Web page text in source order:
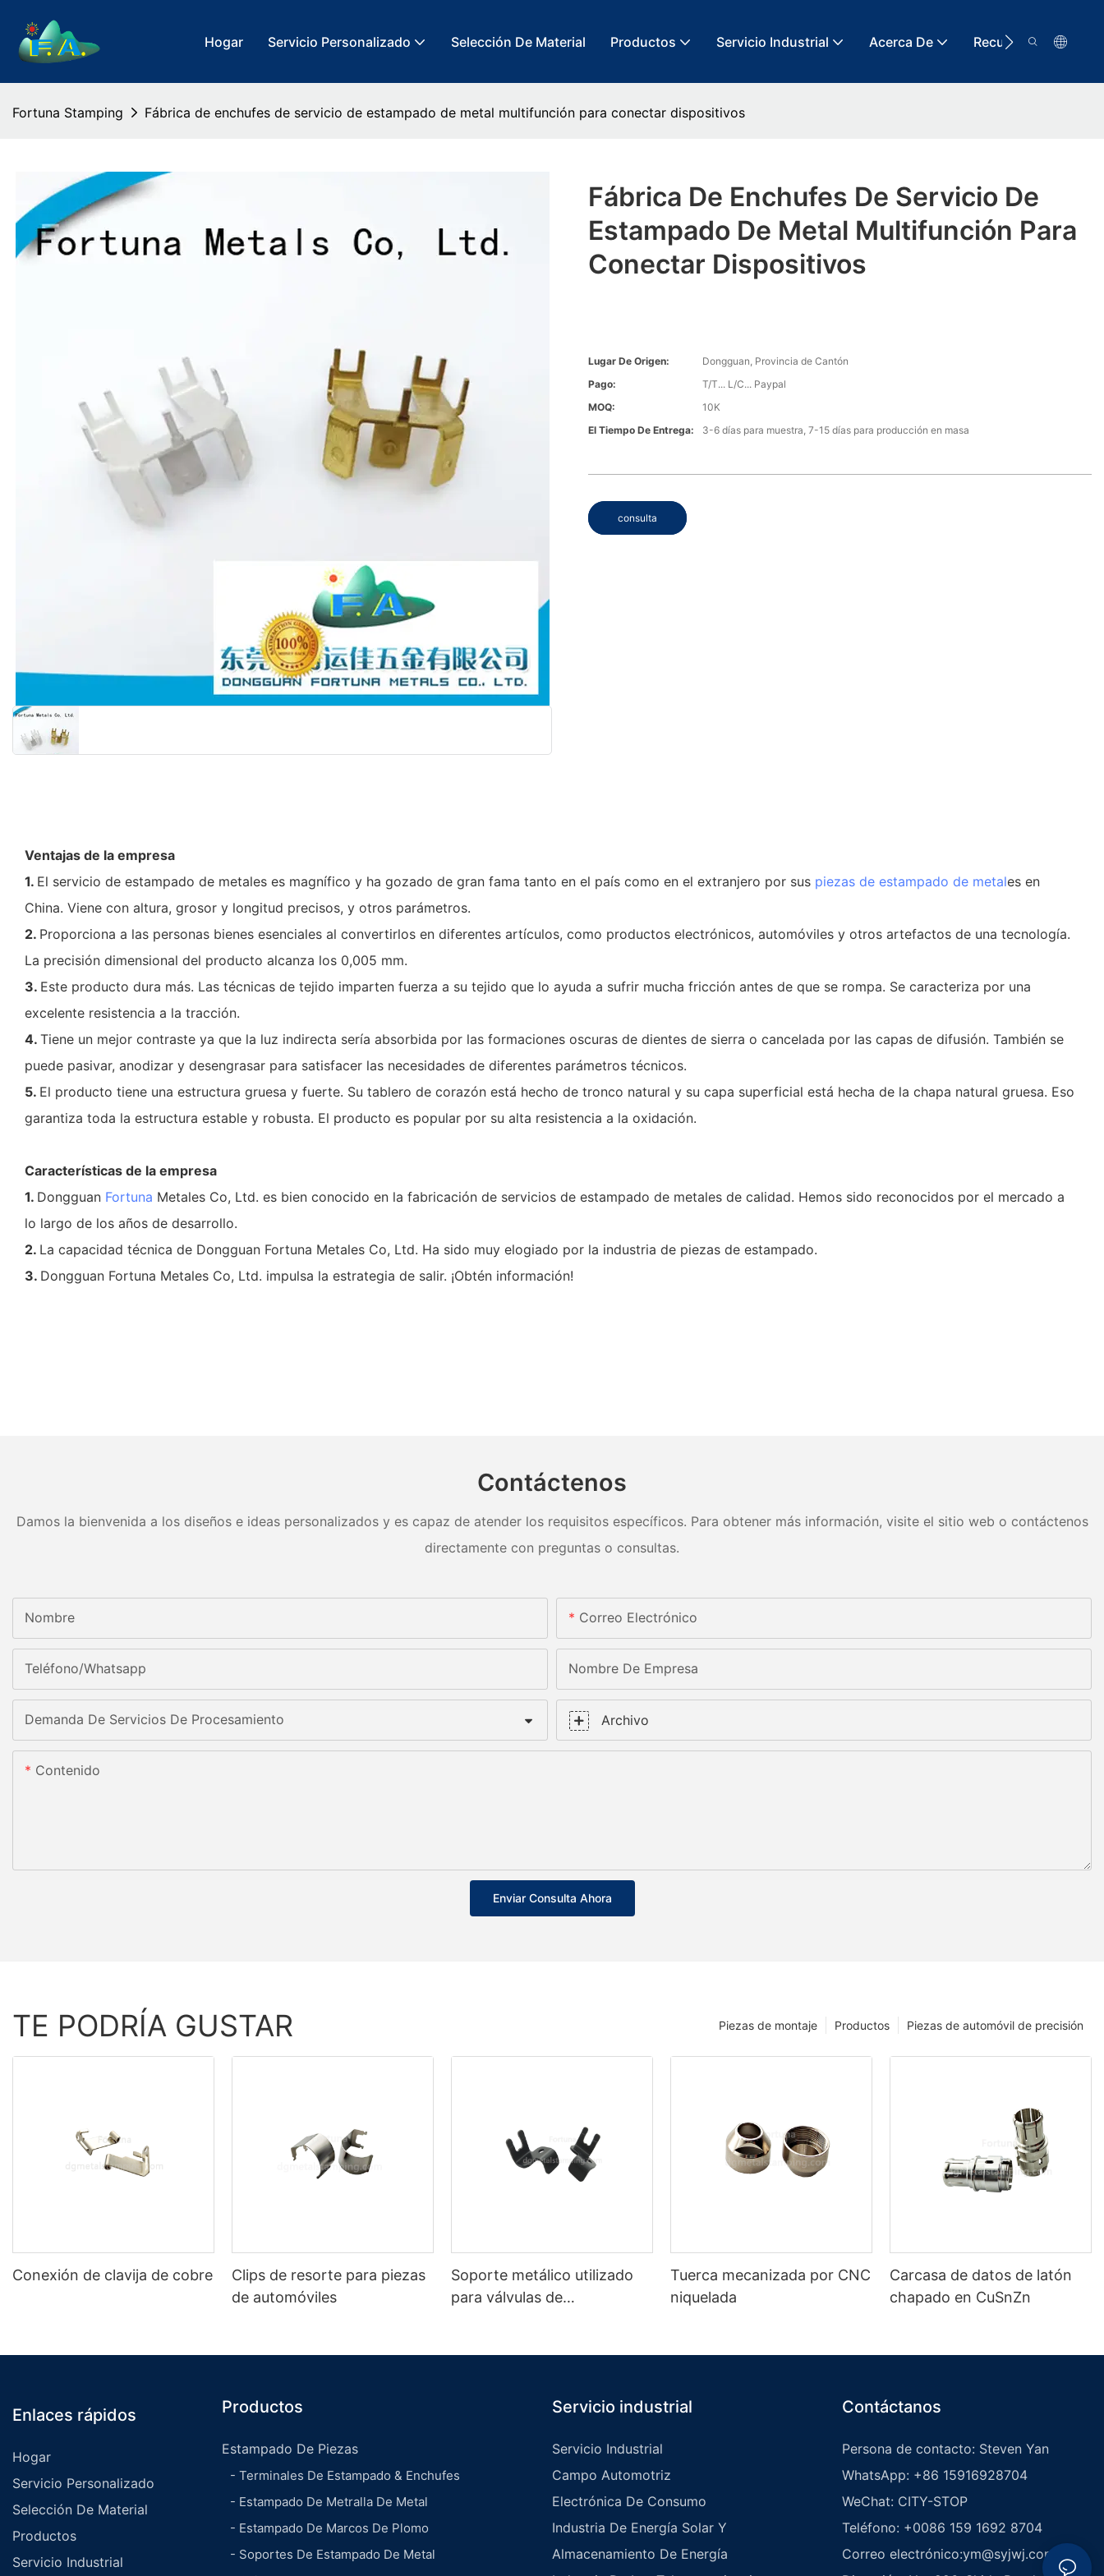
Hogar Servicio Personalizado Selección De Material Productos Servicio Industrial Acerca De Recurso
Fortuna Stamping Fábrica de enchufes de servicio de estampado de metal multifunción para conectar dispositivos
Fábrica De Enchufes De Servicio De
Estampado De Metal Multifunción Para
Conectar Dispositivos
Lugar De Origen:
Dongguan, Provincia de Cantón
Pago:
T/T... L/C... Paypal
MOQ:
10K
El Tiempo De Entrega:
3-6 días para muestra, 7-15 días para producción en masa
consulta
Ventajas de la empresa
1. El servicio de estampado de metales es magnífico y ha gozado de gran fama tanto en el país como en el extranjero por sus piezas de estampado de metales en
China. Viene con altura, grosor y longitud precisos, y otros parámetros.
2. Proporciona a las personas bienes esenciales al convertirlos en diferentes artículos, como productos electrónicos, automóviles y otros artefactos de una tecnología.
La precisión dimensional del producto alcanza los 0,005 mm.
3. Este producto dura más. Las técnicas de tejido imparten fuerza a su tejido que lo ayuda a sufrir mucha fricción antes de que se rompa. Se caracteriza por una
excelente resistencia a la tracción.
4. Tiene un mejor contraste ya que la luz indirecta sería absorbida por las formaciones oscuras de dientes de sierra o cancelada por las capas de difusión. También se
puede pasivar, anodizar y desengrasar para satisfacer las necesidades de diferentes parámetros técnicos.
5. El producto tiene una estructura gruesa y fuerte. Su tablero de corazón está hecho de tronco natural y su capa superficial está hecha de la chapa natural gruesa. Eso
garantiza toda la estructura estable y robusta. El producto es popular por su alta resistencia a la oxidación.
Características de la empresa
1. Dongguan Fortuna Metales Co, Ltd. es bien conocido en la fabricación de servicios de estampado de metales de calidad. Hemos sido reconocidos por el mercado a
lo largo de los años de desarrollo.
2. La capacidad técnica de Dongguan Fortuna Metales Co, Ltd. Ha sido muy elogiado por la industria de piezas de estampado.
3. Dongguan Fortuna Metales Co, Ltd. impulsa la estrategia de salir. ¡Obtén información!
Contáctenos
Damos la bienvenida a los diseños e ideas personalizados y es capaz de atender los requisitos específicos. Para obtener más información, visite el sitio web o contáctenos
directamente con preguntas o consultas.
Nombre Correo Electrónico
Teléfono/whatsapp Nombre De Empresa
Demanda De Servicios De Procesamiento Archivo
Contenido
Enviar Consulta Ahora
TE PODRÍA GUSTAR Piezas de automóvil de precisión
Productos
Piezas de montaje
Conexión de clavija de cobre
Clips de resorte para piezas
de automóviles
Soporte metálico utilizado
para válvulas de
Tuerca mecanizada por CNC
niquelada
Carcasa de datos de latón
chapado en CuSnZn
Enlaces rápidos
Hogar
Servicio Personalizado
Selección De Material
Productos
Servicio Industrial
Productos
Estampado De Piezas
- Terminales De Estampado & Enchufes
- Estampado De Metralla De Metal
- Estampado De Marcos De Plomo
- Soportes De Estampado De Metal
Servicio industrial
Servicio Industrial
Campo Automotriz
Electrónica De Consumo
Industria De Energía Solar Y
Almacenamiento De Energía
Contáctanos
Persona de contacto: Steven Yan
WhatsApp: +86 15916928704
WeChat: CITY-STOP
Teléfono: +0086 159 1692 8704
Correo electrónico:ym@syjwj.com.cn